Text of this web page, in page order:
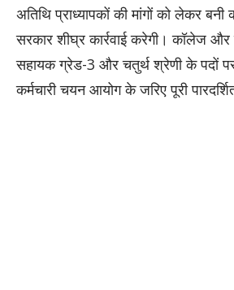
अतिथि प्राध्यापकों की मांगों को लेकर बनी
सरकार शीघ्र कार्रवाई करेगी। कॉलेज और
सहायक ग्रेड-3 और चतुर्थ श्रेणी के पदों पर
कर्मचारी चयन आयोग के जरिए पूरी